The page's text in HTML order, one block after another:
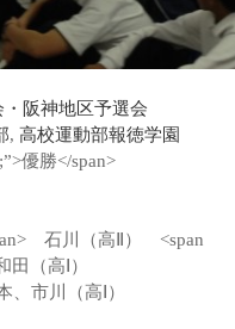
阪神地区予選会
, 高校運動部報徳学園
優勝</span>
石川（高Ⅱ） <span
（高Ⅰ）
市川（高Ⅰ）